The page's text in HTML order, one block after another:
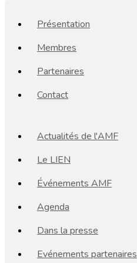
Présentation
Membres
Partenaires
Contact
Actualités de l'AMF
Le LIEN
Événements AMF
Agenda
Dans la presse
Evénements partenaires